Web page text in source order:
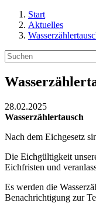
Start
Aktuelles
28.02.2025
Wasserzählertausch
Nach dem Eichgesetz
Die Eichgültigkeit
Eichfristen und
Es werden die
Benachrichtigung zur